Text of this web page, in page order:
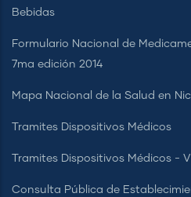
Bebidas
Formulario Nacional de
7ma edición 2014
Mapa Nacional de la Salud en
Tramites Dispositivos Médicos
Tramites Dispositivos Médicos -
Consulta Pública de